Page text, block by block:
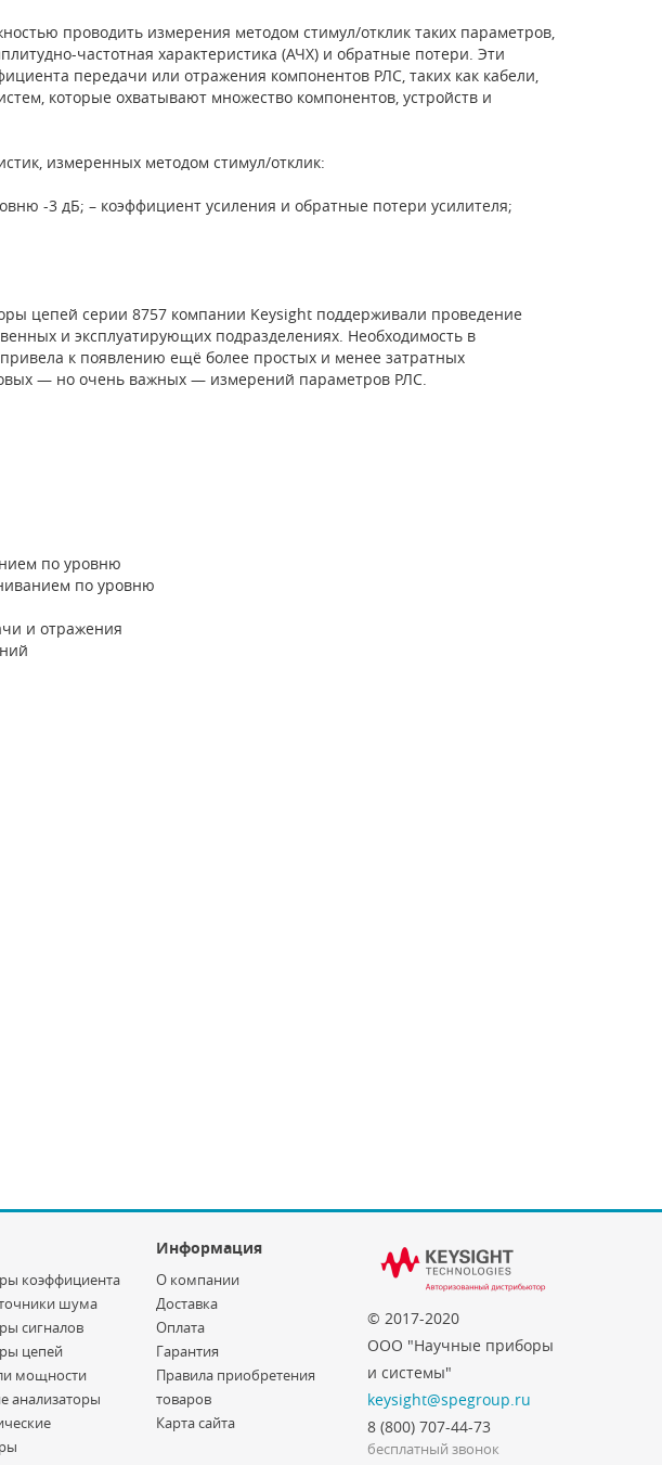
проводить измерения методом стимул/отклик таких параметров,
частотная характеристика (АЧХ) и обратные потери. Эти
передачи или отражения компонентов РЛС, таких как кабели,
которые охватывают множество компонентов, устройств и
измеренных методом стимул/отклик:
-3 дБ; – коэффициент усиления и обратные потери усилителя;
цепей серии 8757 компании Keysight поддерживали проведение
и эксплуатирующих подразделениях. Необходимость в
к появлению ещё более простых и менее затратных
— но очень важных — измерений параметров РЛC.
по уровню
по уровню
и отражения
Информация
© 2017-2020
ООО "Научные приборы
и системы"
keysight@spegroup.ru
8 (800) 707-44-73
бесплатный звонок
коэффициента
шума
сигналов
цепей
мощности
анализаторы
О компании
Доставка
Оплата
Гарантия
Правила приобретения
товаров
Карта сайта